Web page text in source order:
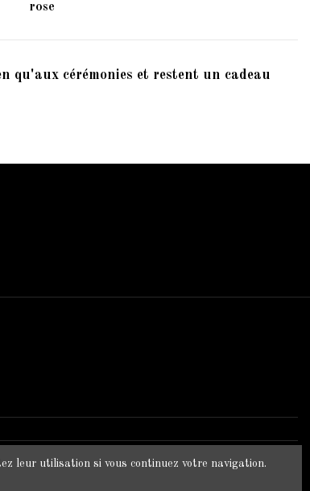
rose
qu'aux cérémonies et restent un cadeau
leur utilisation si vous continuez votre navigation.